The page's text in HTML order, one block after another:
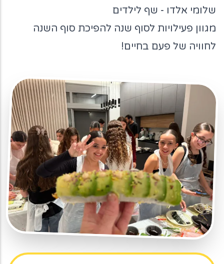
שלומי אלדו - שף לילדים
מגוון פעילויות לסוף שנה להפיכת סוף השנה
לחוויה של פעם בחיים!